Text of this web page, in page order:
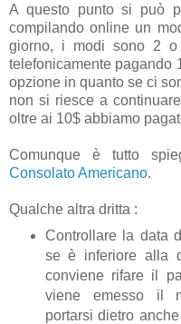
A questo punto si può
compilando online un
giorno, i modi sono 2
telefonicamente pagando
opzione in quanto se ci
non si riesce a
oltre ai 10$ abbiamo
Comunque è tutto
Consolato Americano.
Qualche altra dritta :
Controllare la data
se è inferiore alla
conviene rifare il
viene emesso il
portarsi dietro